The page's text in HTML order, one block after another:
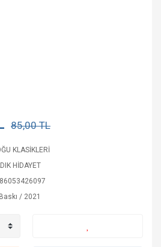
85,00 TL
KLASİKLERİ
HİDAYET
/ 2021